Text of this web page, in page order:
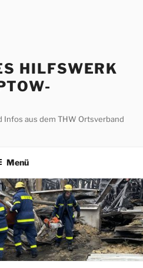
HILFSWERK
Infos aus dem THW Ortsverband
Menü